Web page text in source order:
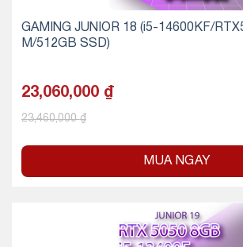
GAMING JUNIOR 18 (i5-14600KF/
M/512GB SSD)
23,060,000 ₫
23,460,000₫
MUA NGAY